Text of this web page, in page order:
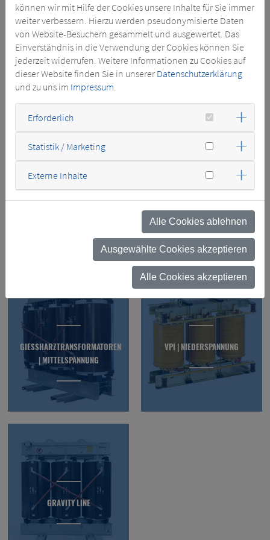
Verteilanwendungen zu kostenoptimierten Konditionen an
unserem Standort Tschechien bis zu komplexen Lösungen in
Wind On- und Offshore und anderen Applikationen wie
Datencenter, Bergbau, Antriebstechnik, Batteriespeicherung,
Automobil- und Chemieindustrie, Elektromobilität, um nur
einige zu nennen.
Mehr als 40 Jahre Erfahrung im Bau von
Gießharztransformatoren, kompromisslos in Qualitätsstandards,
Innovationsstark mit Einsatz modernster Engineeringtools,
umfangreiche inhouse Prüfmöglichkeiten und höchste
Kundenorientierung lassen die SGB-SMIT Gruppe global zu
Ihrem verlässlichsten Partner werden.
TROCKENTRANSFORMATOREN
GIESSHARZTRANSFORMATOREN |
MITTELSPANNUNG
VPI | NIEDERSPANNUNG
GRAVITY LINE
können wir mit Hilfe der Cookies unsere Inhalte für Sie immer
weiter verbessern. Hierzu werden pseudonymisierte Daten
von Website-Besuchern gesammelt und ausgewertet. Das
Einverständnis in die Verwendung der Cookies können Sie
jederzeit widerrufen. Weitere Informationen zu Cookies auf
dieser Website finden Sie in unserer Datenschutzerklärung
und zu uns im Impressum
Erforderlich
Statistik / Marketing
Externe Inhalte
Alle Cookies ablehnen
Ausgewählte Cookies akzeptieren
Alle Cookies akzeptieren